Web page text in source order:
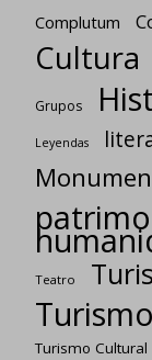
Complutum
Cultura
Grupos
Leyendas
Teatro
Turismo